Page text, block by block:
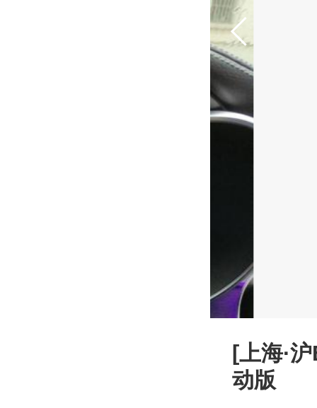
[上海·
动版